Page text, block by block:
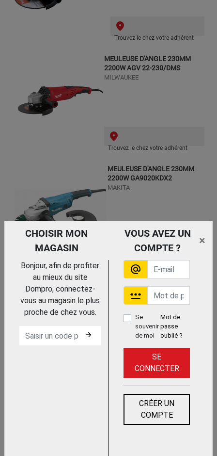
Trouvez le chez votre adhérent
MEULEUSE D'ANGLE 230MM
2200W AGV 22-230/DMS
MILWAUKEE
Trouvez le chez votre adhérent
MEULEUSE D'ANGLE 230MM
2200W GA9020KDX2
MAKITA
Trouvez le chez votre adhérent
2600W GA9040SKD1
MAKITA
MEULEUSE D'ANGLE 230MM
2400W W 24-230 MVT
CHOISIR MON
MAGASIN
VOUS AVEZ UN
COMPTE ?
×
Bonjour, afin de profiter
au mieux du site
Dompro, connectez-
vous au magasin le plus
proche de chez vous.
arrow_forward
alternate_email
password
Se
souvenir
de moi
Mot de
passe
oublié ?
SE
CONNECTER
CRÉER UN
COMPTE